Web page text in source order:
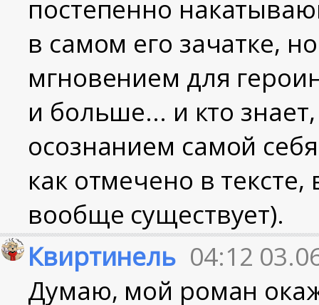
постепенно
в самом его зачатке,
мгновением для
и больше... и кто
осознанием самой
как отмечено в
вообще существует).
Квиртинель 04:12
Думаю, мой роман